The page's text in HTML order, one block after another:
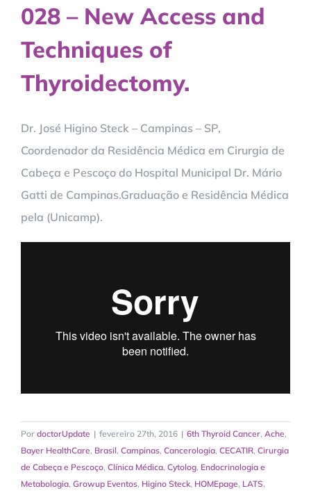
028 – New Access and
Techniques of
Thyroidectomy.
Dr. José Higino Steck – Campinas – SP,
Coordenador da Residência Médica em Cirurgia de
Cabeça e Pescoço do Hospital Municipal Dr. Mário
Gatti de Campinas.Graduação e Residência Médica
pela (Unicamp).
Por doctorUpdate | fevereiro 27th, 2016 | 6th Thyroid Cancer, Ache,
Bayer HealthCare, Brasil, Campinas, Cancerologia, CECATIR, Cirurgia
de Cabeça e Pescoço, Clínica Médica, Cytolog, Endocrinologia e
Metabologia, Growup Eventos, Higino Steck, HOMEpage, LATS,